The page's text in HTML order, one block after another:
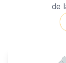
de